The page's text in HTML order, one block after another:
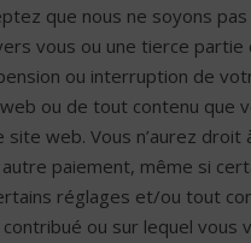
que nous ne soyons pas
vous ou une tierce
ou interruption de
ou de tout contenu que
web. Vous n’aurez droit
paiement, même si
réglages et/ou tout
ou sur lequel vous